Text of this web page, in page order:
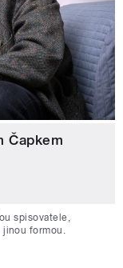
Čapkem
spisovatele,
jinou formou.